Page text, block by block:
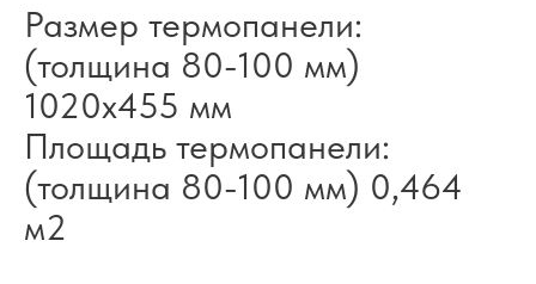
Размер термопанели:
(толщина 80-100 мм)
1020x455 мм
Площадь термопанели:
(толщина 80-100 мм) 0,464
м2